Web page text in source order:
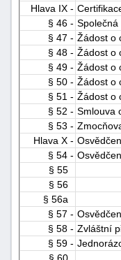
Hlava IX -
§ 46 -
§ 47 - Žádost o
§ 48 - Žádost o
§ 49 - Žádost o
§ 50 - Žádost o
§ 51 - Žádost o
§ 52 - Smlouva
§ 53 -
Hlava X -
§ 54 -
§ 55
§ 56
§ 56a
§ 57 -
§ 58 - Zvláštní
§ 59 -